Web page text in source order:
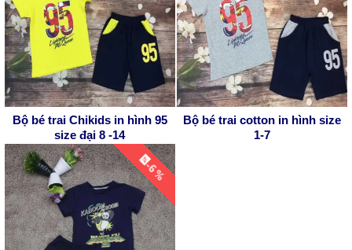
Bộ bé trai Chikids in hình 95
size đại 8 -14
Bộ bé trai cotton in hình size
1-7
-6 %